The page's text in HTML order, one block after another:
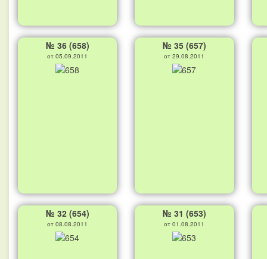
№ 36 (658)
от 05.09.2011
№ 35 (657)
от 29.08.2011
№ 32 (654)
от 08.08.2011
№ 31 (653)
от 01.08.2011